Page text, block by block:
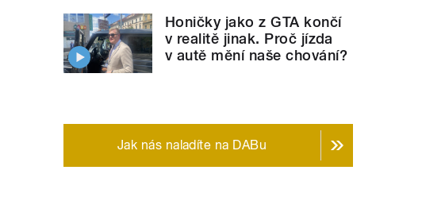
Honičky jako z GTA končí
v realitě jinak. Proč jízda
v autě mění naše chování?
Jak nás naladíte na DABu